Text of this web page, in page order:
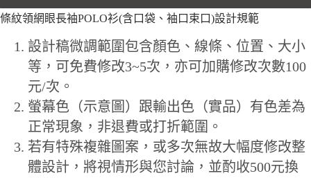
條紋領網眼長袖POLO衫(含口袋、袖口束口)設計規範
設計稿微調範圍包含顏色、線條、位置、大小
等，可免費修改3~5次，亦可加購修改次數100
元/次。
螢幕色（示意圖）跟輸出色（實品）有色差為
正常現象，非退費或打折範圍。
若有特殊複雜圖案，或多次無故大幅度修改整
體設計，將視情形與您討論，並酌收500元換